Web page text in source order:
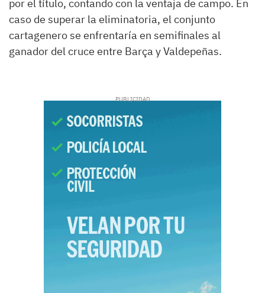
por el título, contando con la ventaja de campo. En
caso de superar la eliminatoria, el conjunto
cartagenero se enfrentaría en semifinales al
ganador del cruce entre Barça y Valdepeñas.